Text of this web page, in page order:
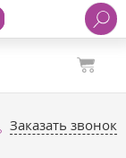
Заказать звонок